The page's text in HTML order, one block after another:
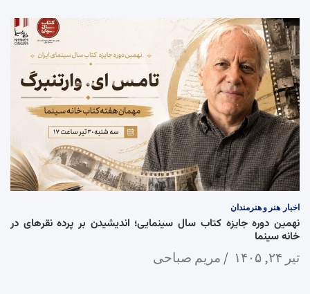
اخبار هنر و هنرمندان
نهمین دوره جایزه کتاب سال سینمایی؛ اندیشیدن بر پرده نقرهای در
خانه سینما
تیر ۲۴, ۱۴۰۵ مریم صباحی